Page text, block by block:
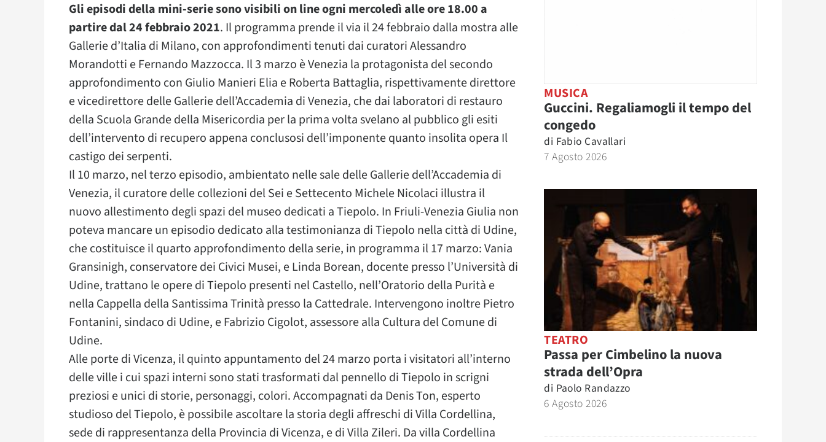
Gli episodi della mini-serie sono visibili on line ogni mercoledì alle ore 18.00 a
partire dal 24 febbraio 2021. Il programma prende il via il 24 febbraio dalla mostra alle
Gallerie d’Italia di Milano, con approfondimenti tenuti dai curatori Alessandro
Morandotti e Fernando Mazzocca. Il 3 marzo è Venezia la protagonista del secondo
approfondimento con Giulio Manieri Elia e Roberta Battaglia, rispettivamente direttore
e vicedirettore delle Gallerie dell’Accademia di Venezia, che dai laboratori di restauro
della Scuola Grande della Misericordia per la prima volta svelano al pubblico gli esiti
dell’intervento di recupero appena conclusosi dell’imponente quanto insolita opera Il
castigo dei serpenti.
Il 10 marzo, nel terzo episodio, ambientato nelle sale delle Gallerie dell’Accademia di
Venezia, il curatore delle collezioni del Sei e Settecento Michele Nicolaci illustra il
nuovo allestimento degli spazi del museo dedicati a Tiepolo. In Friuli-Venezia Giulia non
poteva mancare un episodio dedicato alla testimonianza di Tiepolo nella città di Udine,
che costituisce il quarto approfondimento della serie, in programma il 17 marzo: Vania
Gransinigh, conservatore dei Civici Musei, e Linda Borean, docente presso l’Università di
Udine, trattano le opere di Tiepolo presenti nel Castello, nell’Oratorio della Purità e
nella Cappella della Santissima Trinità presso la Cattedrale. Intervengono inoltre Pietro
Fontanini, sindaco di Udine, e Fabrizio Cigolot, assessore alla Cultura del Comune di
Udine.
Alle porte di Vicenza, il quinto appuntamento del 24 marzo porta i visitatori all’interno
delle ville i cui spazi interni sono stati trasformati dal pennello di Tiepolo in scrigni
preziosi e unici di storie, personaggi, colori. Accompagnati da Denis Ton, esperto
studioso del Tiepolo, è possibile ascoltare la storia degli affreschi di Villa Cordellina,
sede di rappresentanza della Provincia di Vicenza, e di Villa Zileri. Da villa Cordellina
MUSICA
Guccini. Regaliamogli il tempo del
congedo
di Fabio Cavallari
7 Agosto 2026
TEATRO
Passa per Cimbelino la nuova
strada dell’Opra
di Paolo Randazzo
6 Agosto 2026